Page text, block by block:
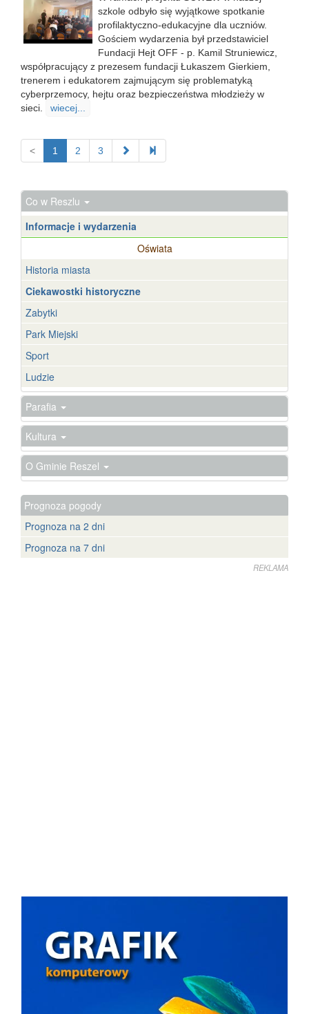
szkole odbyło się wyjątkowe spotkanie
profilaktyczno-edukacyjne dla uczniów.
Gościem wydarzenia był przedstawiciel
Fundacji Hejt OFF - p. Kamil Struniewicz,
współpracujący z prezesem fundacji Łukaszem Gierkiem,
trenerem i edukatorem zajmującym się problematyką
cyberprzemocy, hejtu oraz bezpieczeństwa młodzieży w
sieci.
wiecej...
< 1 2 3
Co w Reszlu
Informacje i wydarzenia
Oświata
Historia miasta
Ciekawostki historyczne
Zabytki
Park Miejski
Sport
Ludzie
Parafia
Kultura
O Gminie Reszel
Prognoza pogody
Prognoza na 2 dni
Prognoza na 7 dni
REKLAMA